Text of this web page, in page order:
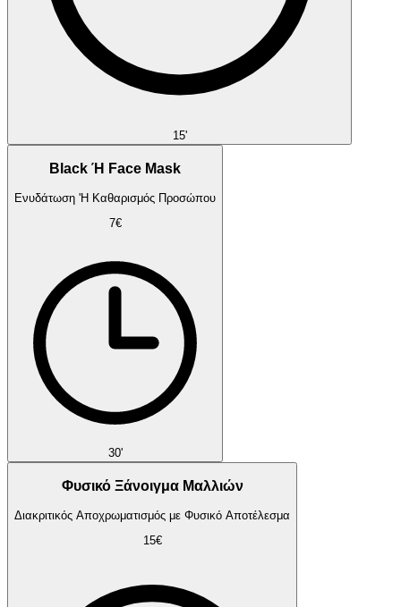
15'
Black Ή Face Mask
Ενυδάτωση 'Η Καθαρισμός Προσώπου
7€
30'
Φυσικό Ξάνοιγμα Μαλλιών
Διακριτικός Αποχρωματισμός με Φυσικό Αποτέλεσμα
15€